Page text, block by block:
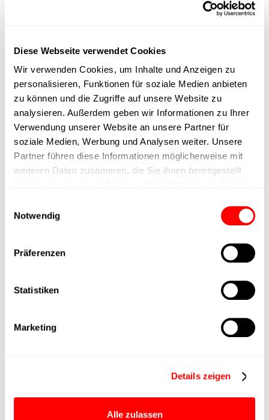
Diese Webseite verwendet Cookies
Wir verwenden Cookies, um Inhalte und Anzeigen zu
personalisieren, Funktionen für soziale Medien anbieten
zu können und die Zugriffe auf unsere Website zu
analysieren. Außerdem geben wir Informationen zu Ihrer
Verwendung unserer Website an unsere Partner für
soziale Medien, Werbung und Analysen weiter. Unsere
Partner führen diese Informationen möglicherweise mit
weiteren Daten zusammen, die Sie ihnen bereitgestellt
Notwendig
Präferenzen
Statistiken
Marketing
Details zeigen
Alle zulassen
Positioniergenauigkeit
Nennkraft
Max. Halterkraft
Min. Hubzeit
Lieferzeit
Hauptgruppe
Max. Vorschubkraft
Produktgruppe